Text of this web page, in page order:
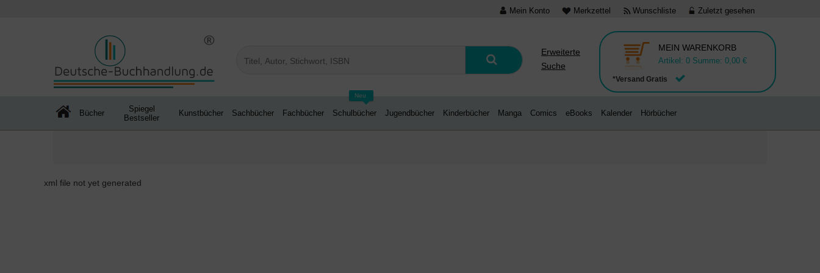
Mein Konto Merkzettel Wunschliste Zuletzt gesehen
Erweiterte
Suche
*Versand Gratis
MEIN WARENKORB
Artikel: 0 Summe: 0,00 €
Bücher
Spiegel
Bestseller
Kunstbücher Sachbücher Fachbücher
Neu
Schulbücher Jugendbücher Kinderbücher Manga Comics eBooks Kalender Hörbücher
xml file not yet generated